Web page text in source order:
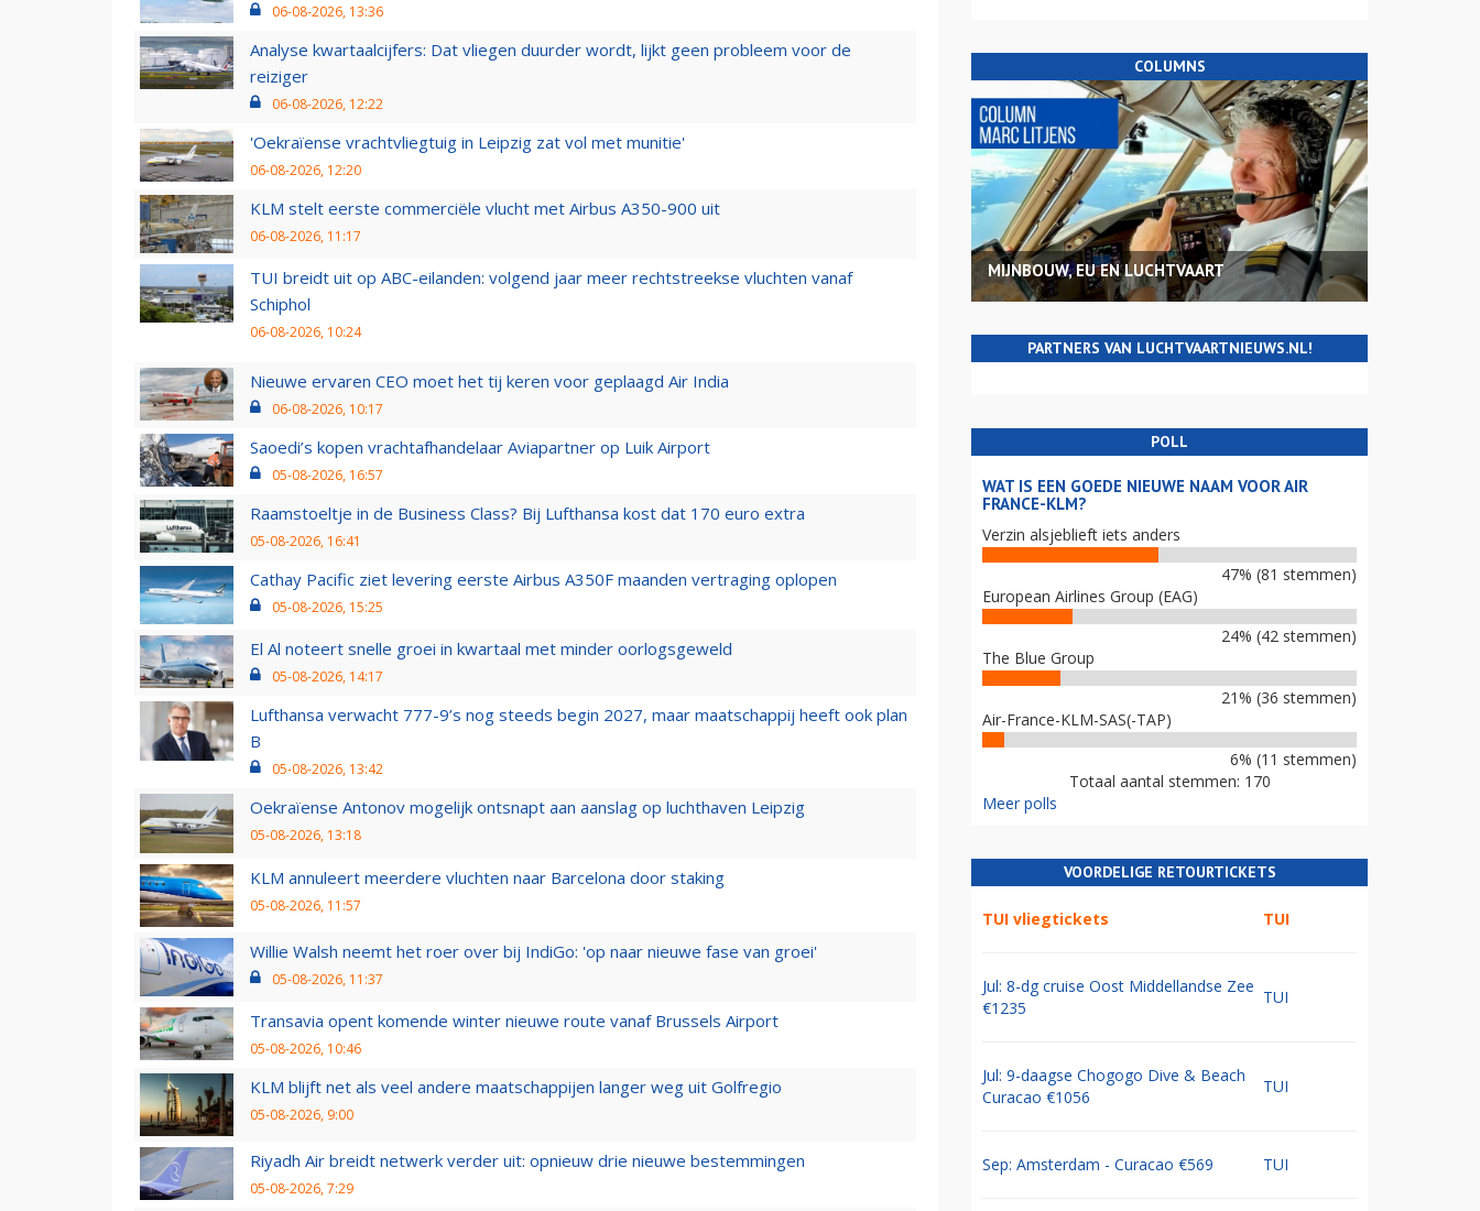
06-08-2026, 13:36
Analyse kwartaalcijfers: Dat vliegen duurder wordt, lijkt geen probleem voor de
reiziger
06-08-2026, 12:22
'Oekraïense vrachtvliegtuig in Leipzig zat vol met munitie'
06-08-2026, 12:20
KLM stelt eerste commerciële vlucht met Airbus A350-900 uit
06-08-2026, 11:17
TUI breidt uit op ABC-eilanden: volgend jaar meer rechtstreekse vluchten vanaf
Schiphol
06-08-2026, 10:24
Nieuwe ervaren CEO moet het tij keren voor geplaagd Air India
06-08-2026, 10:17
Saoedi’s kopen vrachtafhandelaar Aviapartner op Luik Airport
05-08-2026, 16:57
Raamstoeltje in de Business Class? Bij Lufthansa kost dat 170 euro extra
05-08-2026, 16:41
Cathay Pacific ziet levering eerste Airbus A350F maanden vertraging oplopen
05-08-2026, 15:25
El Al noteert snelle groei in kwartaal met minder oorlogsgeweld
05-08-2026, 14:17
Lufthansa verwacht 777-9’s nog steeds begin 2027, maar maatschappij heeft ook plan
B
05-08-2026, 13:42
Oekraïense Antonov mogelijk ontsnapt aan aanslag op luchthaven Leipzig
05-08-2026, 13:18
KLM annuleert meerdere vluchten naar Barcelona door staking
05-08-2026, 11:57
Willie Walsh neemt het roer over bij IndiGo: 'op naar nieuwe fase van groei'
05-08-2026, 11:37
Transavia opent komende winter nieuwe route vanaf Brussels Airport
05-08-2026, 10:46
KLM blijft net als veel andere maatschappijen langer weg uit Golfregio
05-08-2026, 9:00
Riyadh Air breidt netwerk verder uit: opnieuw drie nieuwe bestemmingen
05-08-2026, 7:29
COLUMNS
MIJNBOUW, EU EN LUCHTVAART
PARTNERS VAN LUCHTVAARTNIEUWS.NL!
POLL
WAT IS EEN GOEDE NIEUWE NAAM VOOR AIR
FRANCE-KLM?
Verzin alsjeblieft iets anders
47% (81 stemmen)
European Airlines Group (EAG)
24% (42 stemmen)
The Blue Group
21% (36 stemmen)
Air-France-KLM-SAS(-TAP)
6% (11 stemmen)
Totaal aantal stemmen: 170
Meer polls
VOORDELIGE RETOURTICKETS
TUI vliegtickets TUI
Jul: 8-dg cruise Oost Middellandse Zee
€1235
TUI
Jul: 9-daagse Chogogo Dive & Beach
Curacao €1056
TUI
Sep: Amsterdam - Curacao €569 TUI